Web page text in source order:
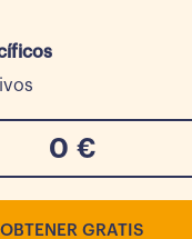
0 €
OBTENER GRATIS